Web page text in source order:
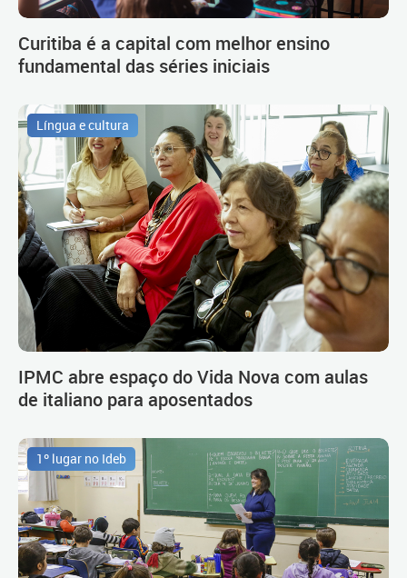
Curitiba é a capital com melhor ensino
fundamental das séries iniciais
Língua e cultura
IPMC abre espaço do Vida Nova com aulas
de italiano para aposentados
1º lugar no Ideb